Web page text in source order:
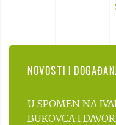
NOVOSTI I
U SPOMEN NA
BUKOVCA I